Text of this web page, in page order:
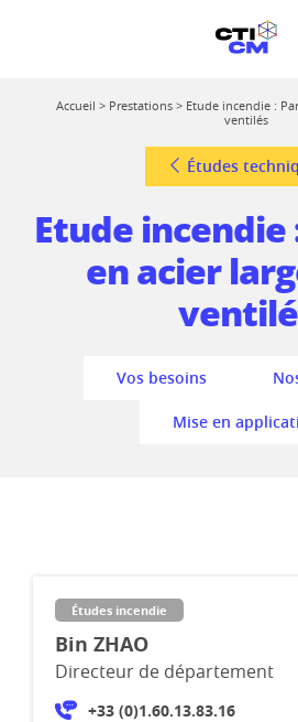
Accueil > Prestations > Etude incendie :
ventilés
Études
Etude incendie
en acier
Vos besoins
Mise en
Études incendie
Bin ZHAO
Directeur de département
+33 (0)1.60.13.83.16